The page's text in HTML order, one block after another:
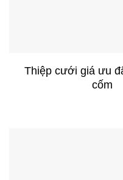
Thiệp cưới giá ưu
cốm